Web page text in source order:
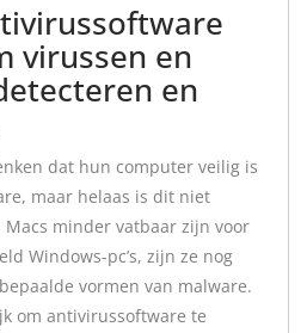
virussen en
en
dat hun computer veilig is
maar helaas is dit niet
Macs minder vatbaar zijn voor
Windows-pc’s, zijn ze nog
vormen van malware.
om antivirussoftware te